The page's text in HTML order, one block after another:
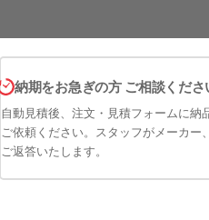
納期をお急ぎの方 ご相談くださ
自動見積後、注文・見積フォームに納
ご依頼ください。スタッフがメーカー
ご返答いたします。